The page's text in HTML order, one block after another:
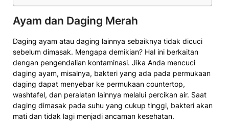
Ayam dan Daging Merah
Daging ayam atau daging lainnya sebaiknya tidak dicuci
sebelum dimasak. Mengapa demikian? Hal ini berkaitan
dengan pengendalian kontaminasi. Jika Anda mencuci
daging ayam, misalnya, bakteri yang ada pada permukaan
daging dapat menyebar ke permukaan countertop,
washtafel, dan peralatan lainnya melalui percikan air. Saat
daging dimasak pada suhu yang cukup tinggi, bakteri akan
mati dan tidak lagi menjadi ancaman kesehatan.